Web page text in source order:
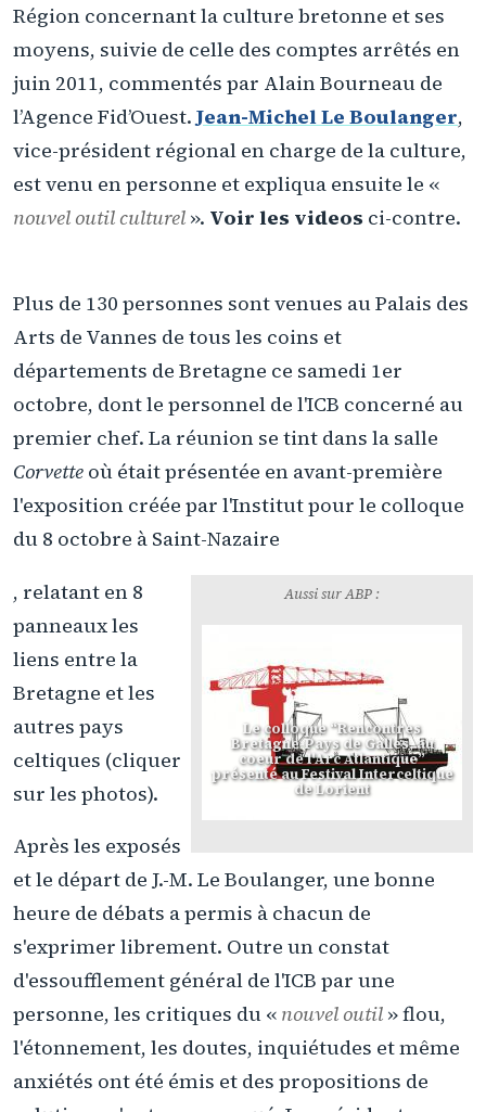
Région concernant la culture bretonne et ses
moyens, suivie de celle des comptes arrêtés en
juin 2011, commentés par Alain Bourneau de
l’Agence Fid’Ouest. Jean-Michel Le Boulanger,
vice-président régional en charge de la culture,
est venu en personne et expliqua ensuite le «
nouvel outil culturel ». Voir les videos ci-contre.
Plus de 130 personnes sont venues au Palais des
Arts de Vannes de tous les coins et
départements de Bretagne ce samedi 1er
octobre, dont le personnel de l'ICB concerné au
premier chef. La réunion se tint dans la salle
Corvette où était présentée en avant-première
l'exposition créée par l'Institut pour le colloque
du 8 octobre à Saint-Nazaire
Aussi sur ABP :
Le colloque “Rencontres
Bretagne-Pays de Galles, au
coeur de l'Arc Atlantique”
présenté au Festival Interceltique
de Lorient
, relatant en 8
panneaux les
liens entre la
Bretagne et les
autres pays
celtiques (cliquer
sur les photos).
Après les exposés
et le départ de J.-M. Le Boulanger, une bonne
heure de débats a permis à chacun de
s'exprimer librement. Outre un constat
d'essoufflement général de l'ICB par une
personne, les critiques du « nouvel outil » flou,
l'étonnement, les doutes, inquiétudes et même
anxiétés ont été émis et des propositions de